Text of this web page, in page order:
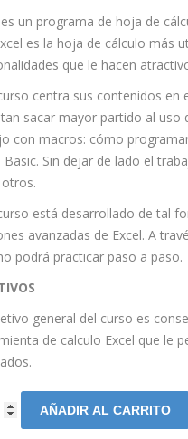
es un programa de hoja de
es la hoja de cálculo más
que le hacen
centra sus contenidos
sacar mayor partido al uso
con macros: cómo
Basic. Sin dejar de lado el
está desarrollado de tal
avanzadas de Excel. A
podrá practicar paso a paso.
general del curso es
de calculo Excel que le
AÑADIR AL CARRITO